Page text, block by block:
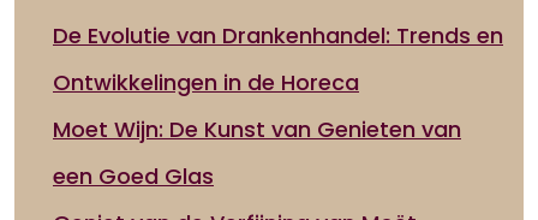
De Evolutie van Drankenhandel: Trends en
Ontwikkelingen in de Horeca
Moet Wijn: De Kunst van Genieten van
een Goed Glas